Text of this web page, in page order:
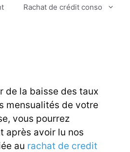
Rachat de crédit conso
de la baisse des taux
mensualités de votre
vous pourrez
après avoir lu nos
au rachat de credit